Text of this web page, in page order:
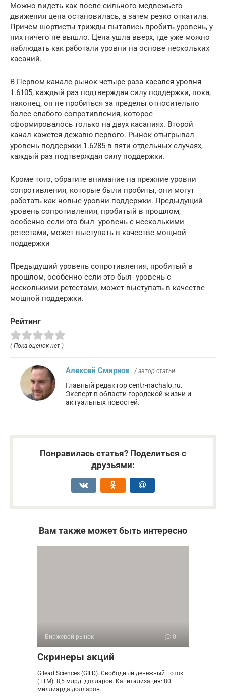
Можно видеть как после сильного медвежьего
движения цена остановилась, а затем резко откатила.
Причем шортисты трижды пытались пробить уровень, у
них ничего не вышло. Цена ушла вверх, где уже можно
наблюдать как работали уровни на основе нескольких
касаний.
В Первом канале рынок четыре раза касался уровня
1.6105, каждый раз подтверждая силу поддержки, пока,
наконец, он не пробиться за пределы относительно
более слабого сопротивления, которое
сформировалось только на двух касаниях. Второй
канал кажется дежавю первого. Рынок отыгрывал
уровень поддержки 1.6285 в пяти отдельных случаях,
каждый раз подтверждая силу поддержки.
Кроме того, обратите внимание на прежние уровни
сопротивления, которые были пробиты, они могут
работать как новые уровни поддержки. Предыдущий
уровень сопротивления, пробитый в прошлом,
особенно если это был уровень с несколькими
ретестами, может выступать в качестве мощной
поддержки
Предыдущий уровень сопротивления, пробитый в
прошлом, особенно если это был уровень с
несколькими ретестами, может выступать в качестве
мощной поддержки.
Рейтинг
( Пока оценок нет )
Алексей Смирнов / автор статьи
Главный редактор centr-nachalo.ru.
Эксперт в области городской жизни и
актуальных новостей.
Понравилась статья? Поделиться с
друзьями:
Вам также может быть интересно
Биржевой рынок 0
Скринеры акций
Gilead Sciences (GILD). Свободный денежный поток
(TTM): 8,5 млрд. долларов. Капитализация: 80
миллиарда долларов.